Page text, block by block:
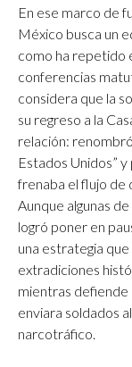
En ese marco de
México busca un
como ha repetido
conferencias
considera que la
su regreso a la
relación:
Estados Unidos”
frenaba el flujo de
Aunque algunas
logró poner en
una estrategia
extradiciones
mientras defiende
enviara soldados
narcotráfico.